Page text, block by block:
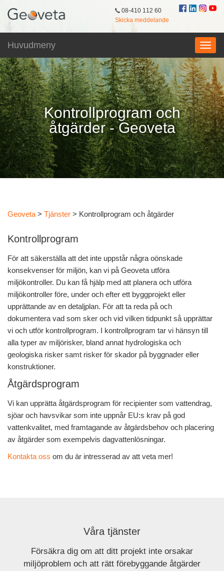
08-410 112 60
Skicka meddelande
Huvudmeny
Kontrollprogram och
åtgärder - Geoveta
Geoveta > Tjänster > Kontrollprogram och åtgärder
Kontrollprogram
För att säkerställa att det inte uppstår några oönskade
konsekvenser för miljön, kan vi på Geoveta utföra
miljökontroller. Du kan få hjälp med att planera och utföra
miljökontroller före, under och efter ett byggprojekt eller
upprättande av en detaljplan. För att ta reda på och
dokumentera vad som sker och vid vilken tidpunkt så upprättar
vi och utför kontrollprogram. I kontrollprogram tar vi hänsyn till
alla typer av miljörisker, bland annat hydrologiska och
geologiska risker samt risker för skador på byggnader eller
konstruktioner.
Åtgärdsprogram
Vi kan upprätta åtgärdsprogram för recipienter som vattendrag,
sjöar och havsvikar som inte uppnår EU:s krav på god
vattenkvalitet, med framtagande av åtgärdsbehov och placering
av åtgärder som exempelvis dagvattenlösningar.
Kontakta oss om du är intresserad av att veta mer!
Våra tjänster
Försäkra dig om att ditt projekt inte orsakar
miljöproblem och att rätt förebyggande åtgärder